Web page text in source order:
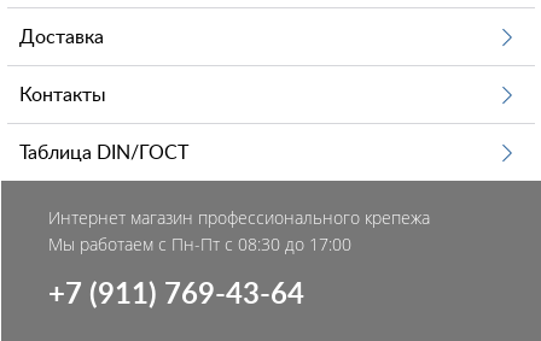
Доставка
Контакты
Таблица DIN/ГОСТ
Интернет магазин профессионального крепежа
Мы работаем с Пн-Пт с 08:30 до 17:00
+7 (911) 769-43-64